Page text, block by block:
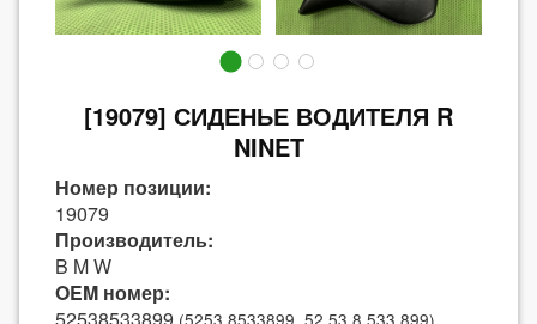
[19079] СИДЕНЬЕ ВОДИТЕЛЯ R
NINET
Номер позиции:
19079
Производитель:
B M W
OEM номер:
(5253 8533899, 52 53 8 533 899)